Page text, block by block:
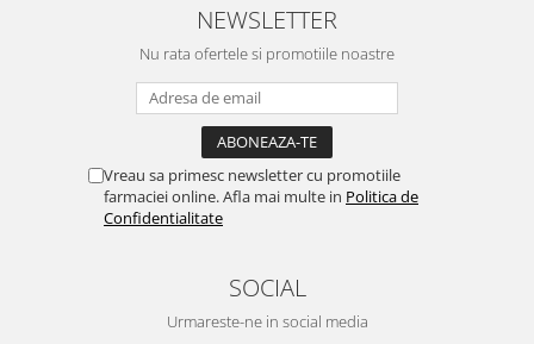
NEWSLETTER
Nu rata ofertele si promotiile noastre
Vreau sa primesc newsletter cu promotiile
farmaciei online. Afla mai multe in Politica de
Confidentialitate
SOCIAL
Urmareste-ne in social media